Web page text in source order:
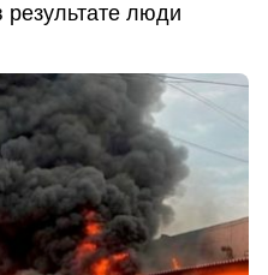
результате люди